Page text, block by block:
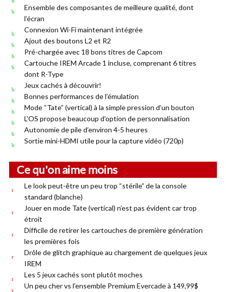
Ensemble des composantes de meilleure qualité, dont
l’écran
Connexion Wi-Fi maintenant intégrée
Ajout des boutons L2 et R2
Pré-chargée avec 18 bons titres de Capcom
Cartouche IREM Arcade 1 incluse, comprenant 6 titres
dont R-Type
Jeux cachés à découvrir!
Bonnes performances de l’émulation
Mode “Tate” (vertical) à la simple pression d’un bouton
L’OS propose beaucoup d’option de personnalisation
Autonomie de pile d’environ 4-5 heures
Sortie mini-HDMI utile pour la capture vidéo (720p)
Ce qu'on aime moins
Le look peut-être un peu trop “stérile” de la console
standard (blanche)
Jouer en mode Tate (vertical) n’est pas évident car trop
étroit
Difficile de retirer les cartouches de première génération
les premières fois
Drôle de glitch graphique au chargement de quelques jeux
IREM
Les 5 jeux cachés sont plutôt moches
Un peu cher vs l’ensemble Premium Evercade à 149,99$